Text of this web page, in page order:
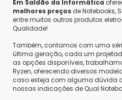
Em Saldão da Informática
melhores preços de Notebooks,
entre muitos outros produtos
Qualidade!
Também, contamos com uma
última geração, cada um
as opções disponíveis,
Ryzen, oferecendo diversos
caso esteja com alguma dúvida
nossas indicações de Qual